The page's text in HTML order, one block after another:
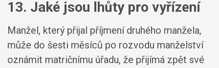
13. Jaké jsou lhůty pro vyřízení
Manžel, který přijal příjmení druhého manžela,
může do šesti měsíců po rozvodu manželství
oznámit matričnímu úřadu, že přijímá zpět své